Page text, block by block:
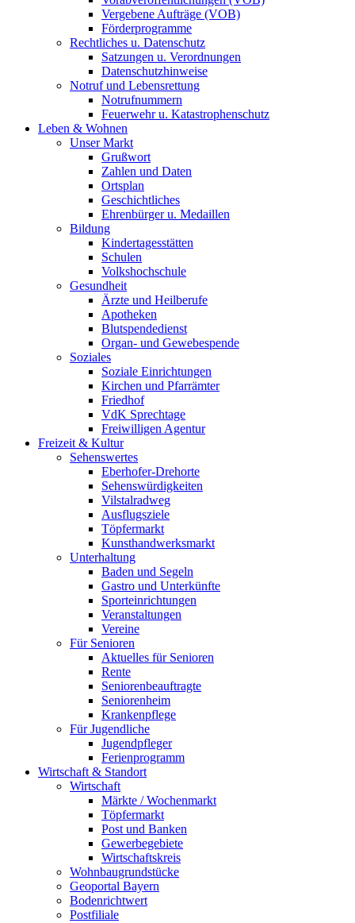
Vergebene Aufträge (VOB)
Förderprogramme
Rechtliches u. Datenschutz
Satzungen u. Verordnungen
Datenschutzhinweise
Notruf und Lebensrettung
Notrufnummern
Feuerwehr u. Katastrophenschutz
Leben & Wohnen
Unser Markt
Grußwort
Zahlen und Daten
Ortsplan
Geschichtliches
Ehrenbürger u. Medaillen
Bildung
Kindertagesstätten
Schulen
Volkshochschule
Gesundheit
Ärzte und Heilberufe
Apotheken
Blutspendedienst
Organ- und Gewebespende
Soziales
Soziale Einrichtungen
Kirchen und Pfarrämter
Friedhof
VdK Sprechtage
Freiwilligen Agentur
Freizeit & Kultur
Sehenswertes
Eberhofer-Drehorte
Sehenswürdigkeiten
Vilstalradweg
Ausflugsziele
Töpfermarkt
Kunsthandwerksmarkt
Unterhaltung
Baden und Segeln
Gastro und Unterkünfte
Sporteinrichtungen
Veranstaltungen
Vereine
Für Senioren
Aktuelles für Senioren
Rente
Seniorenbeauftragte
Seniorenheim
Krankenpflege
Für Jugendliche
Jugendpfleger
Ferienprogramm
Wirtschaft & Standort
Wirtschaft
Märkte / Wochenmarkt
Töpfermarkt
Post und Banken
Gewerbegebiete
Wirtschaftskreis
Wohnbaugrundstücke
Geoportal Bayern
Bodenrichtwert
Postfiliale